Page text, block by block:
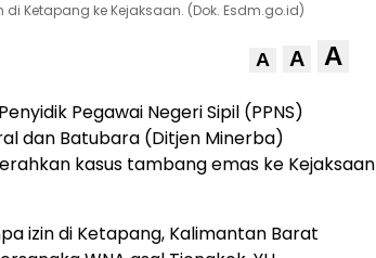
di Ketapang ke Kejaksaan. (Dok. Esdm.go.id)
A A A
Pegawai Negeri Sipil (PPNS)
dan Batubara (Ditjen Minerba)
kasus tambang emas ke Kejaksaan
izin di Ketapang, Kalimantan Barat